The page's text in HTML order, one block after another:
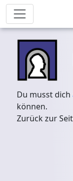
Du musst dich
können.
Zurück zur